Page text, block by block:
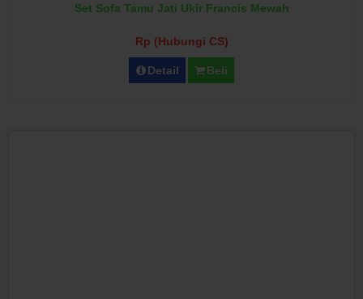
Set Sofa Tamu Jati Ukir Francis Mewah
Rp (Hubungi CS)
Detail Beli